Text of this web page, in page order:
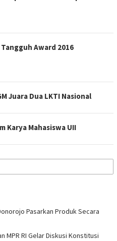
Tangguh Award 2016
Juara Dua LKTI Nasional
Karya Mahasiswa UII
Pasarkan Produk Secara
MPR RI Gelar Diskusi Konstitusi